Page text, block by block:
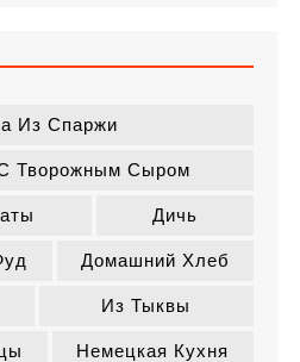
Из Спаржи
Творожным Сыром
Дичь
Домашний Хлеб
Из Тыквы
Немецкая Кухня